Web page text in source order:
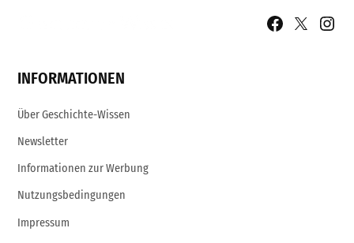
Facebook
X
INFORMATIONEN
Über Geschichte-Wissen
Newsletter
Informationen zur Werbung
Nutzungsbedingungen
Impressum